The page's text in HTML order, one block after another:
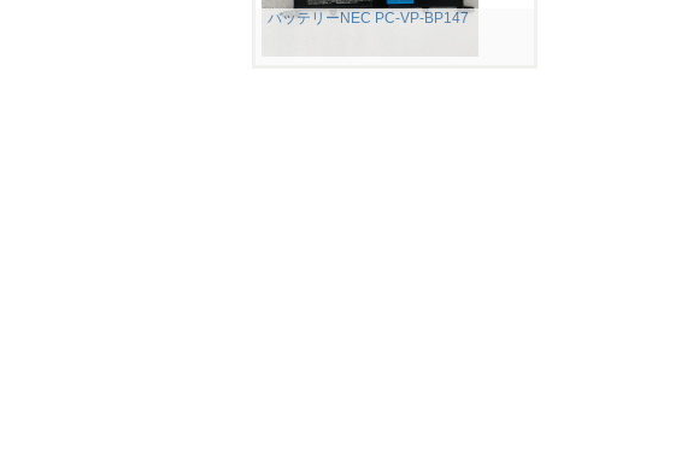
バッテリーNEC PC-VP-BP147